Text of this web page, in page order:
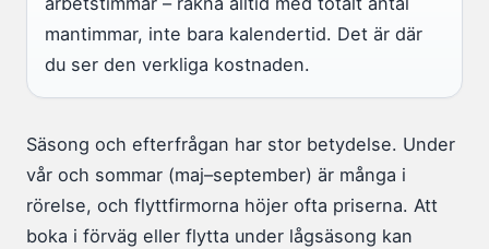
mantimmar, inte bara kalendertid. Det är där
du ser den verkliga kostnaden.
Säsong och efterfrågan har stor betydelse. Under
vår och sommar (maj–september) är många i
rörelse, och flyttfirmorna höjer ofta priserna. Att
boka i förväg eller flytta under lågsäsong kan